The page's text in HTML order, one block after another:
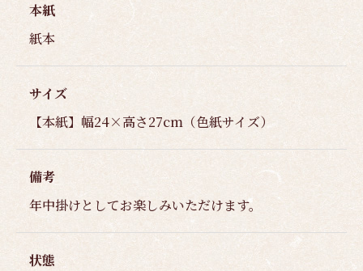
本紙
紙本
サイズ
【本紙】幅24×高さ27cm（色紙サイズ）
備考
年中掛けとしてお楽しみいただけます。
状態